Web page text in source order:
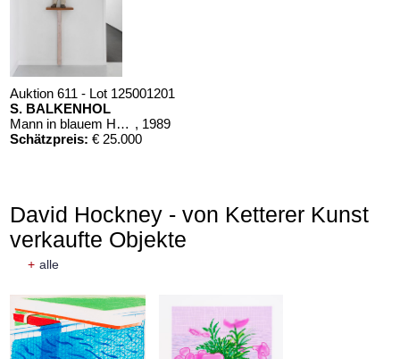
Auktion 611 - Lot 125001201
S. BALKENHOL
Mann in blauem Hemd , 1989
Schätzpreis: € 25.000
David Hockney - von Ketterer Kunst
verkaufte Objekte
+ alle